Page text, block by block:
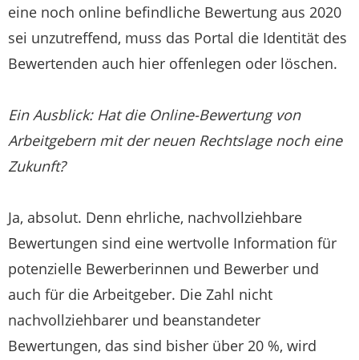
eine noch online befindliche Bewertung aus 2020
sei unzutreffend, muss das Portal die Identität des
Bewertenden auch hier offenlegen oder löschen.
Ein Ausblick: Hat die Online-Bewertung von
Arbeitgebern mit der neuen Rechtslage noch eine
Zukunft?
Ja, absolut. Denn ehrliche, nachvollziehbare
Bewertungen sind eine wertvolle Information für
potenzielle Bewerberinnen und Bewerber und
auch für die Arbeitgeber. Die Zahl nicht
nachvollziehbarer und beanstandeter
Bewertungen, das sind bisher über 20 %, wird